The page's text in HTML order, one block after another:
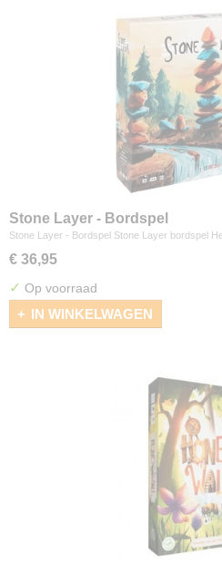
Stone Layer - Bordspel
Stone Layer - Bordspel Stone Layer bordspel
€ 36,95
✓ Op voorraad
IN WINKELWAGEN